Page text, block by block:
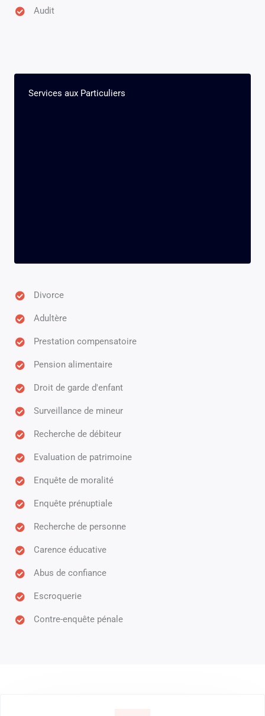
Audit
Services aux Particuliers​
Divorce
Adultère
Prestation compensatoire
Pension alimentaire
Droit de garde d'enfant
Surveillance de mineur
Recherche de débiteur
Evaluation de patrimoine
Enquête de moralité
Enquête prénuptiale
Recherche de personne
Carence éducative
Abus de confiance
Escroquerie
Contre-enquête pénale